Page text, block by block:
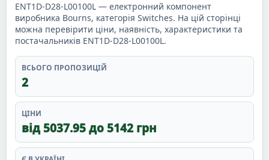
ENT1D-D28-L00100L — електронний компонент
виробника Bourns, категорія Switches. На цій сторінці
можна перевірити ціни, наявність, характеристики та
постачальників ENT1D-D28-L00100L.
ВСЬОГО ПРОПОЗИЦІЙ
2
ЦІНИ
від 5037.95 до 5142 грн